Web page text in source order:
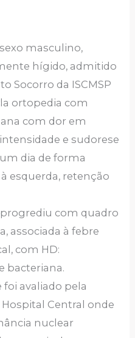
sexo masculino,
hígido, admitido
Socorro da ISCMSP
ortopedia com
com dor em
e sudorese
dia de forma
esquerda, retenção
com quadro
associada à febre
com HD:
bacteriana.
foi avaliado pela
Hospital Central onde
nuclear